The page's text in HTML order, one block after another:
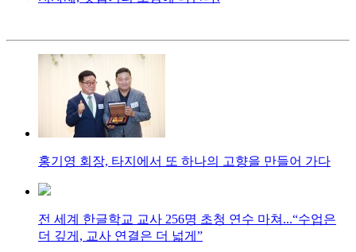
홍기영 회장, 타지에서 또 하나의 고향을 만들어 가다
전 세계 한글학교 교사 256명 초청 연수 마쳐...“수업은
더 깊게, 교사 연결은 더 넓게”